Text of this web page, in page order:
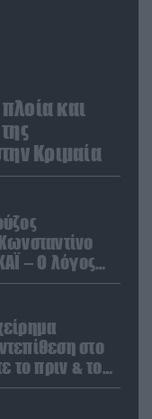
και
Κριμαία
– Ο λόγος
του
στο
το πριν & το
τους